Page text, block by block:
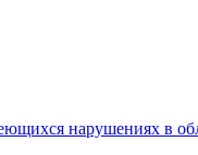
нарушениях в